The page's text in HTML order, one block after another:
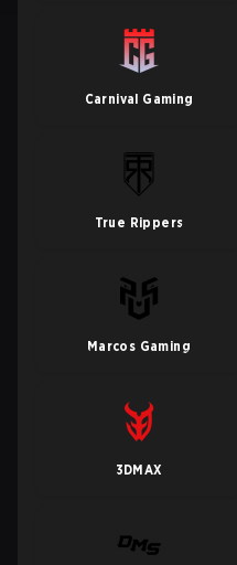
Carnival Gaming
True Rippers
Marcos Gaming
3DMAX